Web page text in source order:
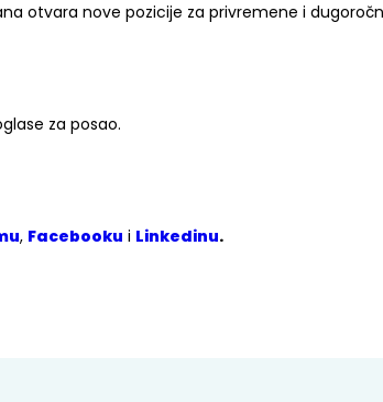
otvara nove pozicije za privremene i
za posao.
, Facebooku i Linkedinu.